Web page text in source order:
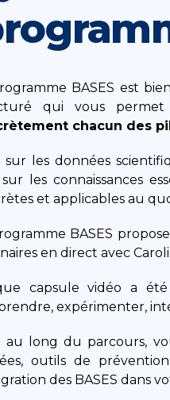
BASES est
qui vous
chacun des
sur les données
les connaissances
et applicables au
BASES
en direct avec
capsule vidéo a
expérimenter,
au long du parcours,
outils de
des BASES dans